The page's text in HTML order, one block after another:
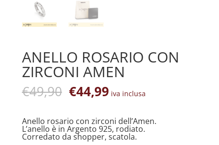
ANELLO ROSARIO CON
ZIRCONI AMEN
€49,90 Il
prezzo
originale
era:
€49,90.
€44,99Il
prezzo
attuale
è:
€44,99.
iva inclusa
Anello rosario con zirconi dell’Amen.
L’anello è in Argento 925, rodiato.
Corredato da shopper, scatola.